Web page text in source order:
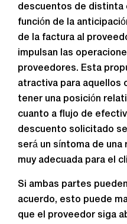
descuentos de distinta
función de la
de la factura al
impulsan las
proveedores. Esta
atractiva para aquellos
tener una posición
cuanto a flujo de
descuento solicitado
será un síntoma de una
muy adecuada para el
Si ambas partes
acuerdo, esto puede
que el proveedor siga